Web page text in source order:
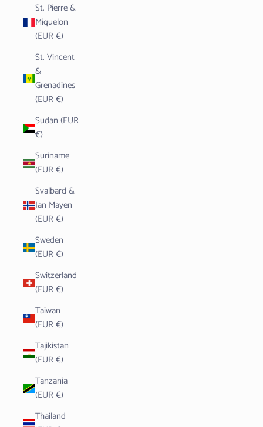
St. Pierre &
Miquelon
(EUR €)
St. Vincent
&
Grenadines
(EUR €)
Sudan (EUR
€)
Suriname
(EUR €)
Svalbard &
Jan Mayen
(EUR €)
Sweden
(EUR €)
Switzerland
(EUR €)
Taiwan
(EUR €)
Tajikistan
(EUR €)
Tanzania
(EUR €)
Thailand